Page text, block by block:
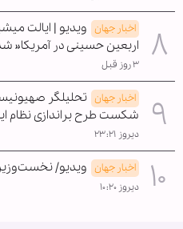
اخبار جهان ویدیو | ایالت
اربعین حسینی در آمریکا«
۳ روز قبل
اخبار جهان تحلیلگر
شکست طرح براندازی نظام
دیروز ۲۳:۲۱
اخبار جهان ویدیو/
دیروز ۱۰:۲۰